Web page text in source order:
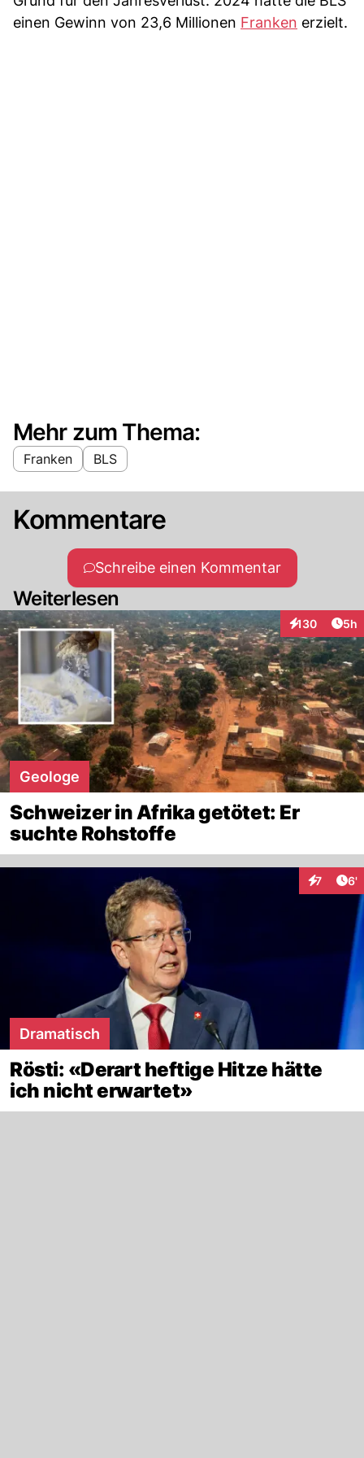
einen Gewinn von 23,6 Millionen Franken erzielt.
Mehr zum Thema:
Franken BLS
Kommentare
Schreibe einen Kommentar
Weiterlesen
130
Interaktionen
5h
Geologe
Schweizer in Afrika getötet: Er
suchte Rohstoffe
7 6'
Dramatisch
Rösti: «Derart heftige Hitze hätte
ich nicht erwartet»